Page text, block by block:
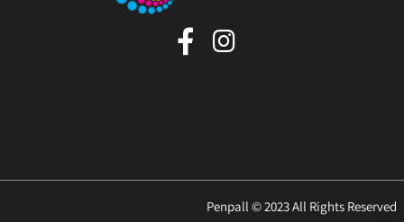
Penpall © 2023 All Rights Reserved